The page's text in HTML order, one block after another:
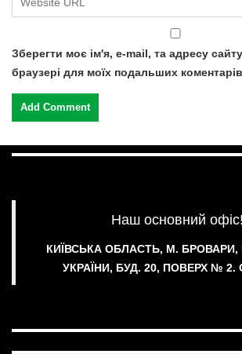
Зберегти моє ім'я, e-mail, та адресу
браузері для моїх подальших
Наш основний офіс!
КИЇВСЬКА ОБЛАСТЬ, М. БРОВАРИ,
УКРАЇНИ, БУД. 20, ПОВЕРХ № 2.